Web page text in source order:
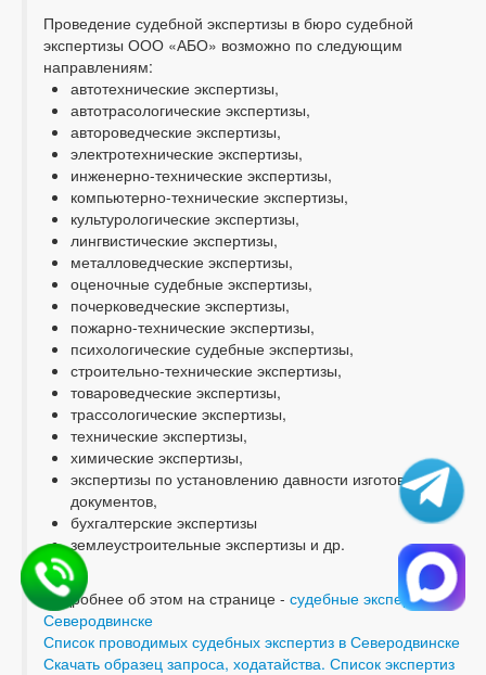
Проведение судебной экспертизы в бюро судебной
экспертизы ООО «АБО» возможно по следующим
направлениям:
автотехнические экспертизы,
автотрасологические экспертизы,
автороведческие экспертизы,
электротехнические экспертизы,
инженерно-технические экспертизы,
компьютерно-технические экспертизы,
культурологические экспертизы,
лингвистические экспертизы,
металловедческие экспертизы,
оценочные судебные экспертизы,
почерковедческие экспертизы,
пожарно-технические экспертизы,
психологические судебные экспертизы,
строительно-технические экспертизы,
товароведческие экспертизы,
трассологические экспертизы,
технические экспертизы,
химические экспертизы,
экспертизы по установлению давности изготовления
документов,
бухгалтерские экспертизы
землеустроительные экспертизы и др.
Подробнее об этом на странице - судебные экспертизы в
Северодвинске
Список проводимых судебных экспертиз в Северодвинске
Скачать образец запроса, ходатайства. Список экспертиз